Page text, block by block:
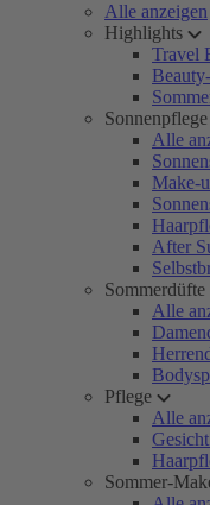
Alle anzeigen
Highlights
Travel
Sonnenpflege
Alle
Make-
After
Sommerdüfte
Alle
Pflege
Alle
Sommer-